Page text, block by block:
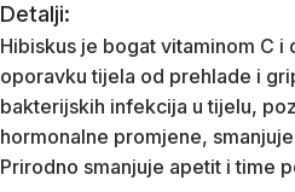
Detalji:
Hibiskus je bogat vitaminom C i
oporavku tijela od prehlade i
bakterijskih infekcija u tijelu,
hormonalne promjene,
Prirodno smanjuje apetit i time